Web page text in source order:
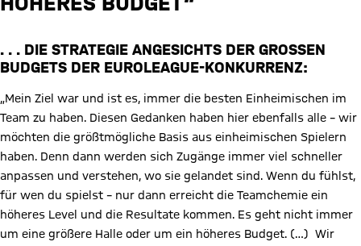
. . . DIE STRATEGIE ANGESICHTS DER GROSSEN B
UDGETS DER EUROLEAGUE-KONKURRENZ:
„Mein Ziel war und ist es, immer die besten Einheimischen im
Team zu haben. Diesen Gedanken haben hier ebenfalls alle – wir
möchten die größtmögliche Basis aus einheimischen Spielern
haben. Denn dann werden sich Zugänge immer viel schneller
anpassen und verstehen, wo sie gelandet sind. Wenn du fühlst,
für wen du spielst – nur dann erreicht die Teamchemie ein
höheres Level und die Resultate kommen. Es geht nicht immer
um eine größere Halle oder um ein höheres Budget. (…) Wir